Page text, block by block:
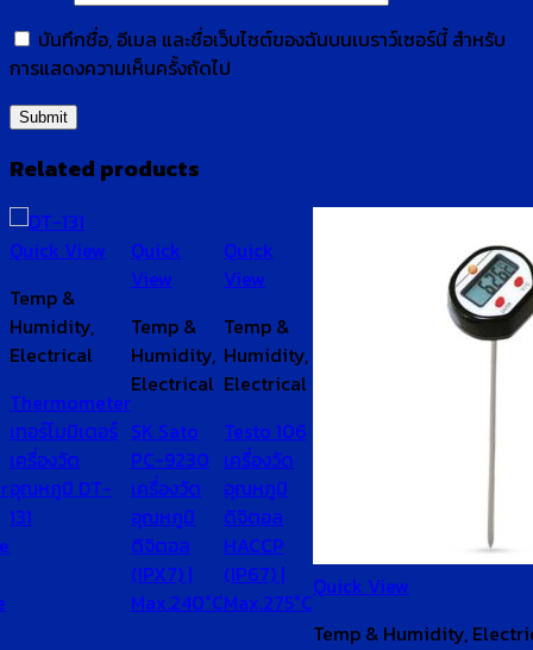
บันทึกชื่อ, อีเมล และชื่อเว็บไซต์ของฉันบนเบราว์เซอร์นี้ สำหรับ
การแสดงความเห็นครั้งถัดไป
Related products
Quick View
Temp &
Humidity,
Electrical
Thermometer
เทอร์โมมิเตอร์
เครื่องวัด
อุณหภูมิ DT-
131
Quick
View
Temp &
Humidity,
Electrical
SK Sato
PC-9230
เครื่องวัด
อุณหภูมิ
ดิจิตอล
(IPX7) |
Max.240°C
Quick
View
Temp &
Humidity,
Electrical
Testo 106
เครื่องวัด
อุณหภูมิ
ดิจิตอล
HACCP
(IP67) |
Max.275°C
Quick View
Temp & Humidity,